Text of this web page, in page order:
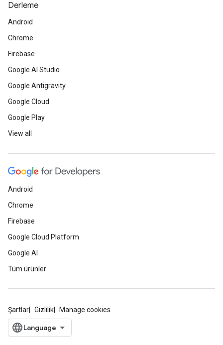
Derleme
Android
Chrome
Firebase
Google AI Studio
Google Antigravity
Google Cloud
Google Play
View all
Android
Chrome
Firebase
Google Cloud Platform
Google AI
Tüm ürünler
Şartlar Gizlilik Manage cookies